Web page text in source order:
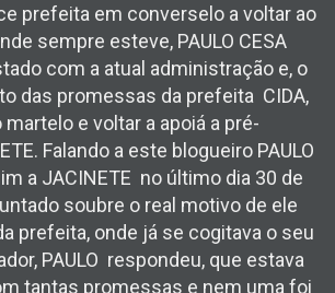
prefeita em converselo a voltar ao
sempre esteve, PAULO CESA
com a atual administração e, o
das promessas da prefeita CIDA,
e voltar a apoiá a pré-
Falando a este blogueiro PAULO
a JACINETE no último dia 30 de
soubre o real motivo de ele
prefeita, onde já se cogitava o seu
PAULO respondeu, que estava
tantas promessas e nem uma foi